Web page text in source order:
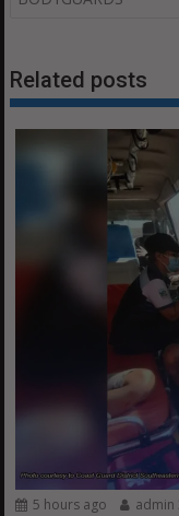
Related posts
5 hours ago admin